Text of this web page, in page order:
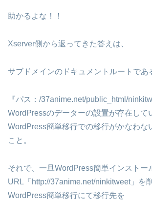
助かるよな！！
Xserver側から返ってきた答えは、
サブドメインのドキュメントルートであ
『パス：/37anime.net/public_html/
WordPressのデーターの設置が存在して
WordPress簡単移行での移行がかなわな
こと。
それで、一旦WordPress簡単インストー
URL「http://37anime.net/ninkitweet」を
WordPress簡単移行にて移行先を